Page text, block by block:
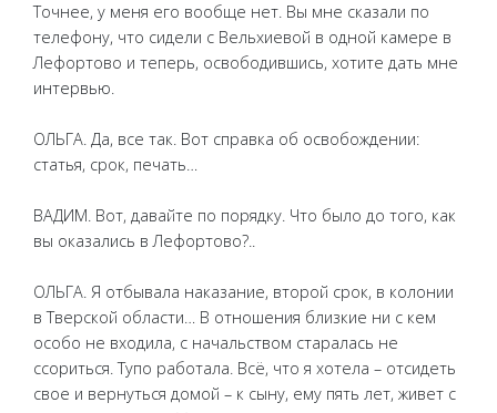
Точнее, у меня его вообще нет. Вы мне сказали по
телефону, что сидели с Вельхиевой в одной камере в
Лефортово и теперь, освободившись, хотите дать мне
интервью.
ОЛЬГА. Да, все так. Вот справка об освобождении:
статья, срок, печать…
ВАДИМ. Вот, давайте по порядку. Что было до того, как
вы оказались в Лефортово?..
ОЛЬГА. Я отбывала наказание, второй срок, в колонии
в Тверской области… В отношения близкие ни с кем
особо не входила, с начальством старалась не
ссориться. Тупо работала. Всё, что я хотела – отсидеть
свое и вернуться домой – к сыну, ему пять лет, живет с